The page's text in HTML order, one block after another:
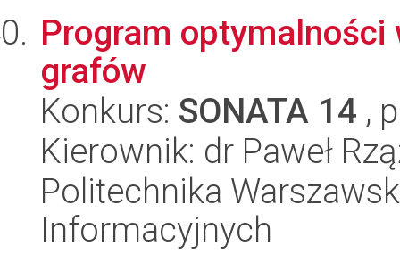
Program
grafów
Konkurs: SONATA 14 ,
Kierownik: dr Paweł
Politechnika
Informacyjnych